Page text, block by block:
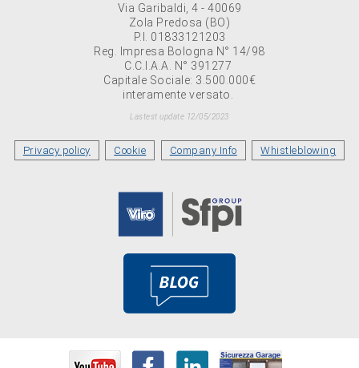
Via Garibaldi, 4 - 40069
Zola Predosa (BO)
P.I. 01833121203
Reg. Impresa Bologna N° 14/98
C.C.I.A.A. N° 391277
Capitale Sociale: 3.500.000€
interamente versato.
Lastest update 12/05/2023
Privacy policy Cookie Company Info Whistleblowing